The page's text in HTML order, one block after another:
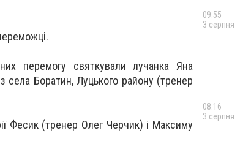
перемогу святкували лучанка Яна
села Боратин, Луцького району (тренер
Фесик (тренер Олег Черчик) і Максиму
09:55
3 серпня
08:16
3 серпня